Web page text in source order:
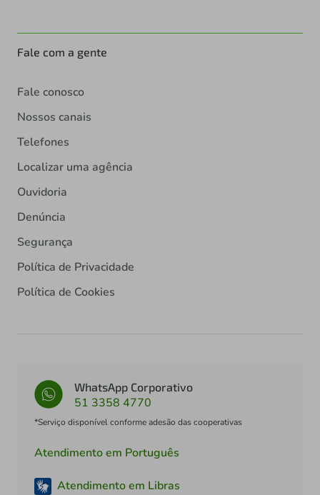
Fale com a gente
Fale conosco
Nossos canais
Telefones
Localizar uma agência
Ouvidoria
Denúncia
Segurança
Política de Privacidade
Política de Cookies
WhatsApp Corporativo
51 3358 4770
*Serviço disponível conforme adesão das cooperativas
Atendimento em Português
Atendimento em Libras